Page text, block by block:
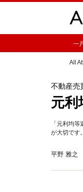
一
All
不動産売
元利
「元利均
が大切です
平野 雅之